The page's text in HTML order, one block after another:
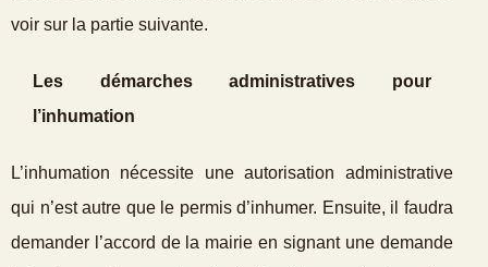
voir sur la partie suivante.
Les démarches administratives pour
l’inhumation
L’inhumation nécessite une autorisation administrative
qui n’est autre que le permis d’inhumer. Ensuite, il faudra
demander l’accord de la mairie en signant une demande